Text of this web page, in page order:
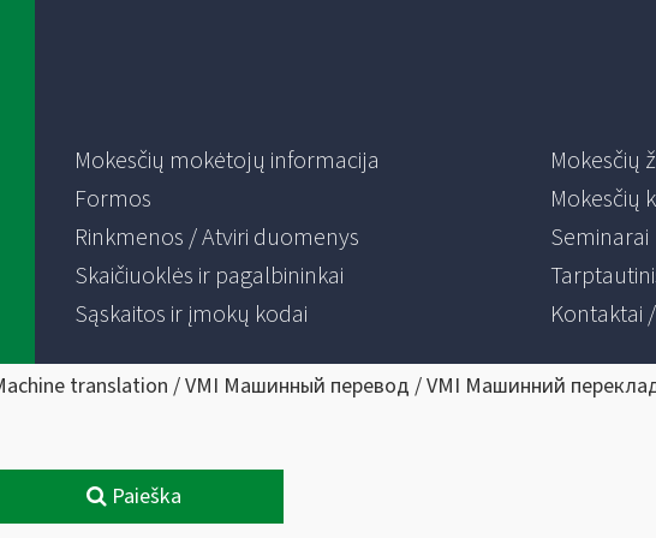
Mokesčių mokėtojų informacija
Formos
Rinkmenos / Atviri duomenys
Skaičiuoklės ir pagalbininkai
Sąskaitos ir įmokų kodai
Mokesčių
Mokesčių
Seminarai
Kontaktai
translation / VMI Машинный перевод / VMI Машинний
Paieška